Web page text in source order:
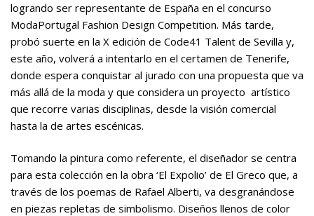
logrando ser representante de España en el concurso
ModaPortugal Fashion Design Competition. Más tarde,
probó suerte en la X edición de Code41 Talent de Sevilla y,
este año, volverá a intentarlo en el certamen de Tenerife,
donde espera conquistar al jurado con una propuesta que va
más allá de la moda y que considera un proyecto artístico
que recorre varias disciplinas, desde la visión comercial
hasta la de artes escénicas.
Tomando la pintura como referente, el diseñador se centra
para esta colección en la obra ‘El Expolio’ de El Greco que, a
través de los poemas de Rafael Alberti, va desgranándose
en piezas repletas de simbolismo. Diseños llenos de color